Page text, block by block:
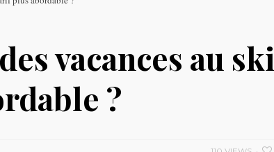
vacances au ski
?